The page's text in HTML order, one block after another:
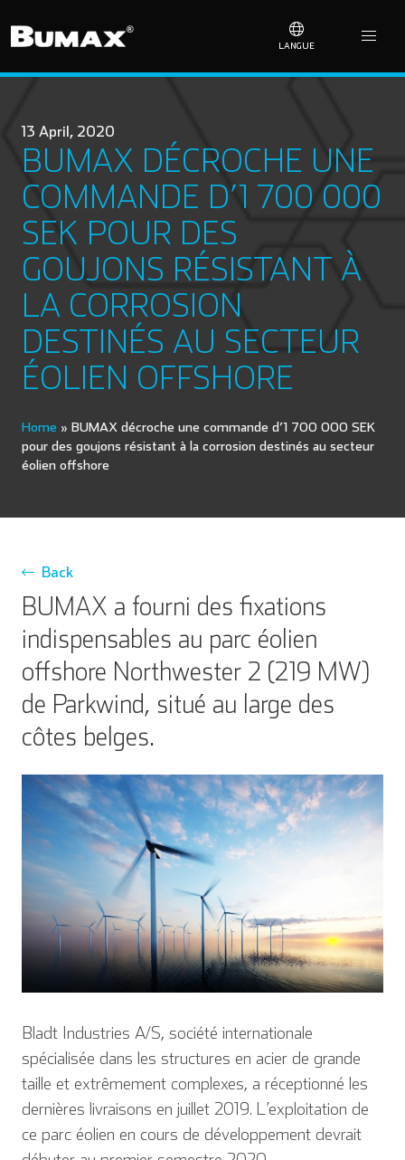
LANGUE
13 April, 2020
BUMAX DÉCROCHE UNE
COMMANDE D’1 700 000
SEK POUR DES
GOUJONS RÉSISTANT À
LA CORROSION
DESTINÉS AU SECTEUR
ÉOLIEN OFFSHORE
Home » BUMAX décroche une commande d’1 700 000 SEK
pour des goujons résistant à la corrosion destinés au secteur
éolien offshore
Back
BUMAX a fourni des fixations
indispensables au parc éolien
offshore Northwester 2 (219 MW)
de Parkwind, situé au large des
côtes belges.
Bladt Industries A/S, société internationale
spécialisée dans les structures en acier de grande
taille et extrêmement complexes, a réceptionné les
dernières livraisons en juillet 2019. L’exploitation de
ce parc éolien en cours de développement devrait